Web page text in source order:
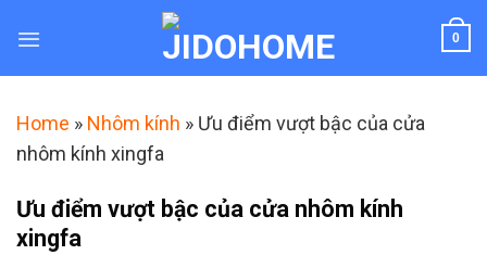
0
Home » Nhôm kính » Ưu điểm vượt bậc của cửa
nhôm kính xingfa
Ưu điểm vượt bậc của cửa nhôm kính
xingfa